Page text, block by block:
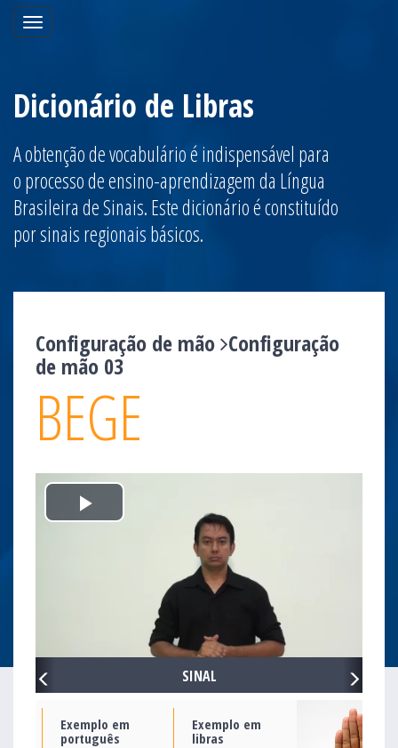
Toggle
navigation
Dicionário de Libras
A obtenção de vocabulário é indispensável para
o processo de ensino-aprendizagem da Língua
Brasileira de Sinais. Este dicionário é constituído
por sinais regionais básicos.
Configuração de mão Configuração
de mão 03
BEGE
Play
PREVIOUS NEXT
SINAL
Exemplo em
português
Exemplo em
libras